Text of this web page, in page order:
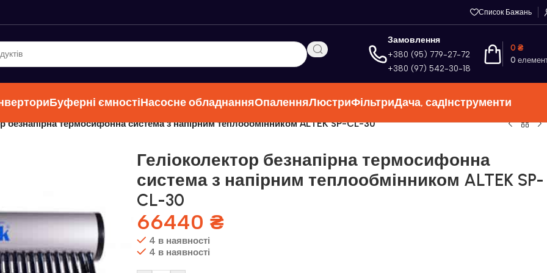
Список Бажань
Замовлення
+380 (95) 779-27-72
+380 (97) 542-30-18
0
0 ₴
Буферні ємностіНасосне обладнанняОпаленняЛюстриФільтриДача, садІнструменти
безнапірна термосифонна система з напірним теплообмінником ALTEK SP-CL-30
Геліоколектор безнапірна термосифонна
система з напірним теплообмінником ALTEK SP-
CL-30
66440 ₴
4 в наявності
4 в наявності